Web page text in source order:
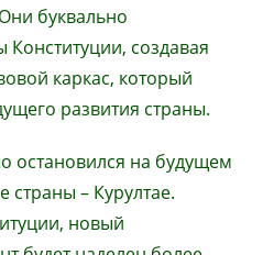
буквально
создавая
каркас, который
развития страны.
остановился на будущем
страны – Курултае.
новый